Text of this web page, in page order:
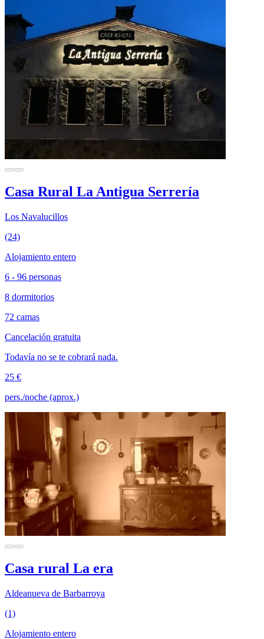
Casa Rural La Antigua Serrería
Los Navalucillos
(24)
Alojamiento entero
6 - 96 personas
8 dormitorios
72 camas
Cancelación gratuita
Todavía no se te cobrará nada.
25 €
pers./noche (aprox.)
Casa rural La era
Aldeanueva de Barbarroya
(1)
Alojamiento entero